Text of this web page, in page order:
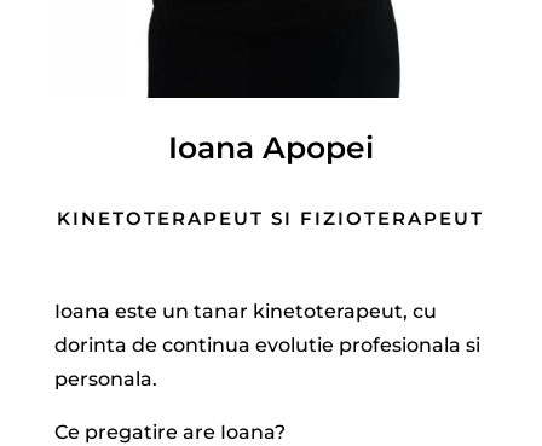
Ioana Apopei
KINETOTERAPEUT SI FIZIOTERAPEUT
Ioana este un tanar kinetoterapeut, cu
dorinta de continua evolutie profesionala si
personala.
Ce pregatire are Ioana?